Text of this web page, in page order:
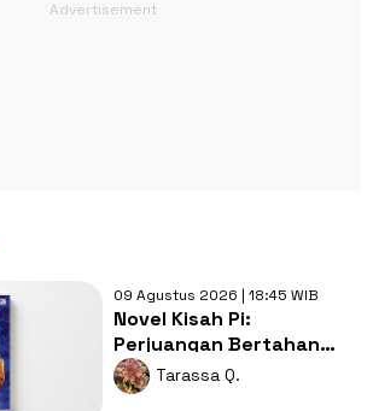
09 Agustus 2026 | 18:45 WIB
Novel Kisah Pi:
Perjuangan Bertahan
Hidup Bersama Harimau
di Tengah Laut
Tarassa Q.